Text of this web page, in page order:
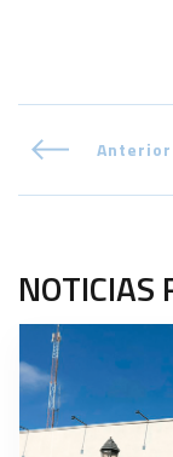
Anterior
NOTICIAS